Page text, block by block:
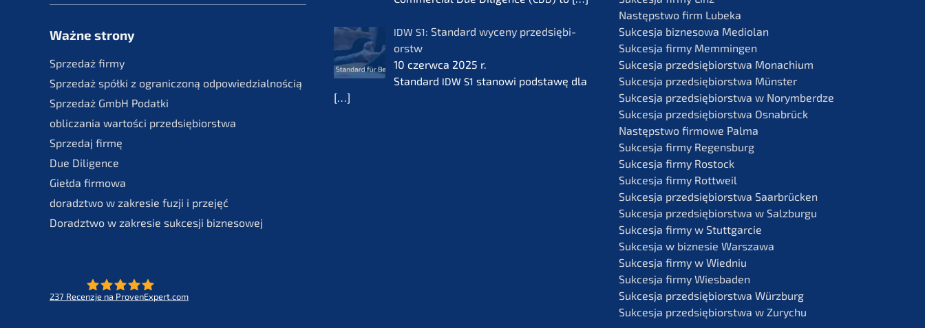
Ważne strony
Sprze­daż firmy
Sprze­daż spółki z ogranic­zoną odpowiedzialnością
Sprze­daż GmbH Podatki
oblic­za­nia wartości przedsiębiorstwa
Sprze­daj firmę
Due Diligence
Giełda firmo­wa
doradzt­wo w zakre­sie fuzji i przejęć
Doradzt­wo w zakre­sie sukces­ji biznesowej
237 Recenz­je na ProvenExpert.com
IDW S1: Standard wyceny przedsię­bi­
orstw
10 czerw­ca 2025 r.
Standard IDW S1 stanowi podsta­wę dla
[…]
Następst­wo firm Lubeka
Sukces­ja bizne­so­wa Mediolan
Sukces­ja firmy Memmingen
Sukces­ja przedsię­bi­orst­wa Monachium
Sukces­ja przedsię­bi­orst­wa Münster
Sukces­ja przedsię­bi­orst­wa w Norymberdze
Sukces­ja przedsię­bi­orst­wa Osnabrück
Następst­wo firmo­we Palma
Sukces­ja firmy Regensburg
Sukces­ja firmy Rostock
Sukces­ja firmy Rottweil
Sukces­ja przedsię­bi­orst­wa Saarbrücken
Sukces­ja przedsię­bi­orst­wa w Salzburgu
Sukces­ja firmy w Stuttgarcie
Sukces­ja w bizne­sie Warszawa
Sukces­ja firmy w Wiedniu
Sukces­ja firmy Wiesbaden
Sukces­ja przedsię­bi­orst­wa Würzburg
Sukces­ja przedsię­bi­orst­wa w Zurychu